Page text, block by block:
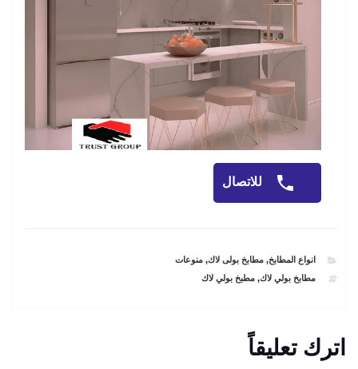
للاتصال
CATEGORIES
انواع المطابخ,مطابخ بولى لاك,منوعات
TAGS
مطابخ بولي لاك,مطبخ بولي لاك
اترك تعليقاً